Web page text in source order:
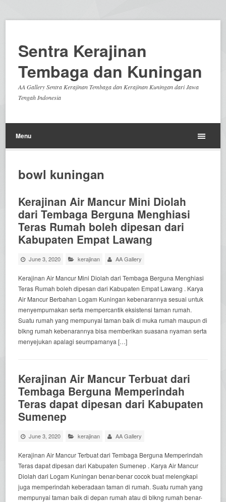
Sentra Kerajinan
Tembaga dan Kuningan
AA Gallery Sentra Kerajinan Tembaga dan Kerajinan Kuningan dari Jawa
Tengah Indonesia
Menu
bowl kuningan
Kerajinan Air Mancur Mini Diolah
dari Tembaga Berguna Menghiasi
Teras Rumah boleh dipesan dari
Kabupaten Empat Lawang
June 3, 2020 kerajinan AA Gallery
Kerajinan Air Mancur Mini Diolah dari Tembaga Berguna Menghiasi
Teras Rumah boleh dipesan dari Kabupaten Empat Lawang . Karya
Air Mancur Berbahan Logam Kuningan kebenarannya sesuai untuk
menyempurnakan serta mempercantik eksistensi taman rumah.
Suatu rumah yang mempunyai taman baik di muka rumah maupun di
blkng rumah kebenarannya bisa memberikan suasana nyaman serta
menyejukan apalagi seumpamanya […]
Kerajinan Air Mancur Terbuat dari
Tembaga Berguna Memperindah
Teras dapat dipesan dari Kabupaten
Sumenep
June 3, 2020 kerajinan AA Gallery
Kerajinan Air Mancur Terbuat dari Tembaga Berguna Memperindah
Teras dapat dipesan dari Kabupaten Sumenep . Karya Air Mancur
Diolah dari Logam Kuningan benar-benar cocok buat melengkapi
juga memperindah keberadaan taman di rumah. Suatu rumah yang
mempunyai taman baik di depan rumah atau di blkng rumah benar-